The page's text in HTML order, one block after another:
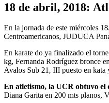
18 de abril, 2018:
En la jornada de este miércoles
Centroamericanos, JUDUCA
En karate do ya finalizado el
kg, Fernanda Rodríguez bronce
Avalos Sub 21, III puesto en
En atletismo, la UCR obtuvo el
Diana Garita en 200 mts planos,